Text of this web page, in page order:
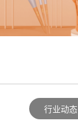
行业动态